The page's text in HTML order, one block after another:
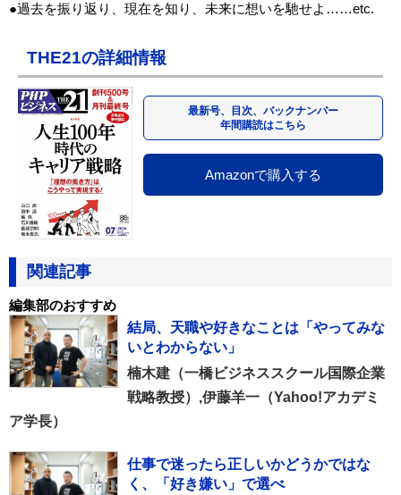
●過去を振り返り、現在を知り、未来に想いを馳せよ……etc.
THE21の詳細情報
最新号、目次、バックナンバー
年間購読はこちら
Amazonで購入する
関連記事
編集部のおすすめ
結局、天職や好きなことは「やってみな
いとわからない」
楠木建（一橋ビジネススクール国際企業
戦略教授）,伊藤羊一（Yahoo!アカデミ
ア学長）
仕事で迷ったら正しいかどうかではな
く、「好き嫌い」で選べ